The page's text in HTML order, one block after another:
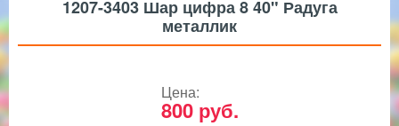
1207-3403 Шар цифра 8 40" Радуга
металлик
Цена:
800 руб.